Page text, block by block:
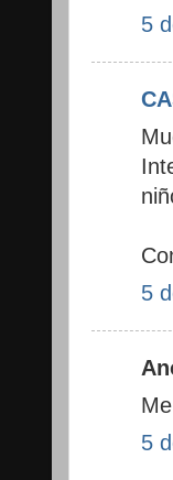
5
5
5